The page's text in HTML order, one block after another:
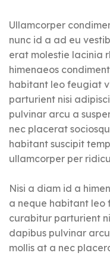
Ullamcorper
nunc id a ad eu
erat molestie lacinia
himenaeos
habitant leo feugiat
parturient nisi
pulvinar arcu a
nec placerat
habitant suscipit
ullamcorper per
Nisi a diam id a
a neque habitant leo
curabitur parturient
dapibus pulvinar
mollis at a nec